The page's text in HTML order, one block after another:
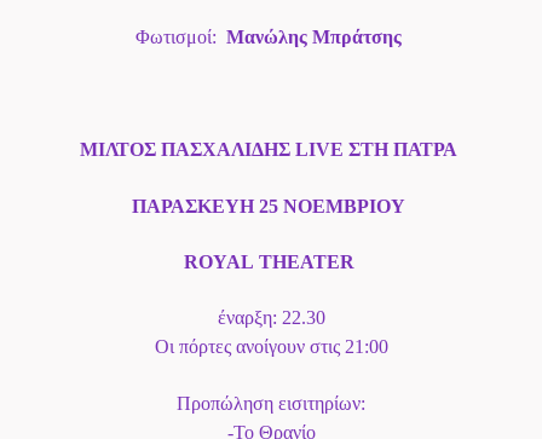
Φωτισμοί: Μανώλης Μπράτσης
ΜΙΛΤΟΣ ΠΑΣΧΑΛΙΔΗΣ LIVE ΣΤΗ ΠΑΤΡΑ
ΠΑΡΑΣΚΕΥΗ 25 ΝΟΕΜΒΡΙΟΥ
ROYAL THEATER
έναρξη: 22.30
Οι πόρτες ανοίγουν στις 21:00
Προπώληση εισιτηρίων:
-Το Θρανίο